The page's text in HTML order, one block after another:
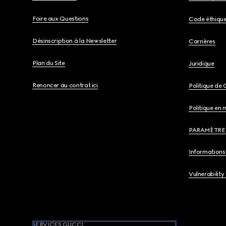
Foire aux Questions
Désinscription à la Newsletter
Plan du Site
Renoncer au contrat ici
Code
Carrières
Juridique
Politique de
Politique en
Informations
Vulnerability
SERVICES GUCCI